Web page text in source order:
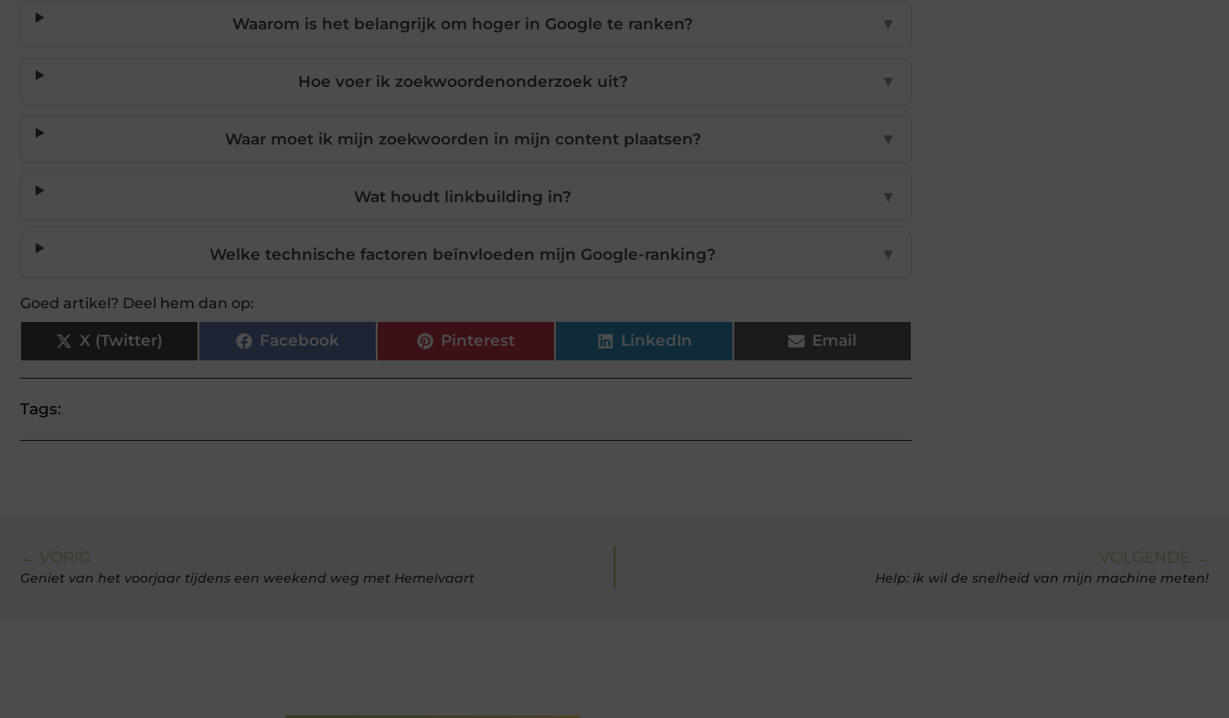
Waarom is het belangrijk om hoger in Google te ranken? ▼
Hoe voer ik zoekwoordenonderzoek uit? ▼
Waar moet ik mijn zoekwoorden in mijn content plaatsen? ▼
Wat houdt linkbuilding in? ▼
Welke technische factoren beïnvloeden mijn Google-ranking? ▼
Goed artikel? Deel hem dan op:
X (Twitter) Facebook Pinterest LinkedIn Email
Tags:
← VORIG
Geniet van het voorjaar tijdens een weekend weg met Hemelvaart
VOLGENDE →
Help: ik wil de snelheid van mijn machine meten!